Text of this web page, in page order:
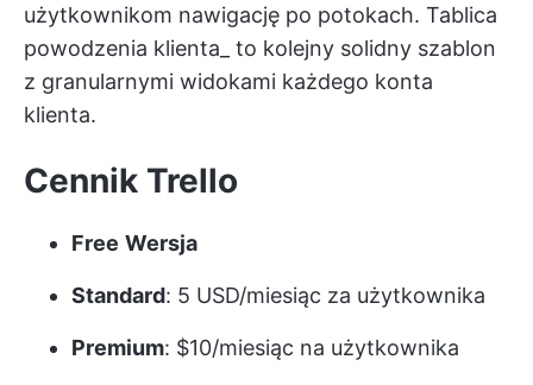
użytkownikom nawigację po potokach. Tablica
powodzenia klienta_ to kolejny solidny szablon
z granularnymi widokami każdego konta
klienta.
Cennik Trello
Free Wersja
Standard: 5 USD/miesiąc za użytkownika
Premium: $10/miesiąc na użytkownika